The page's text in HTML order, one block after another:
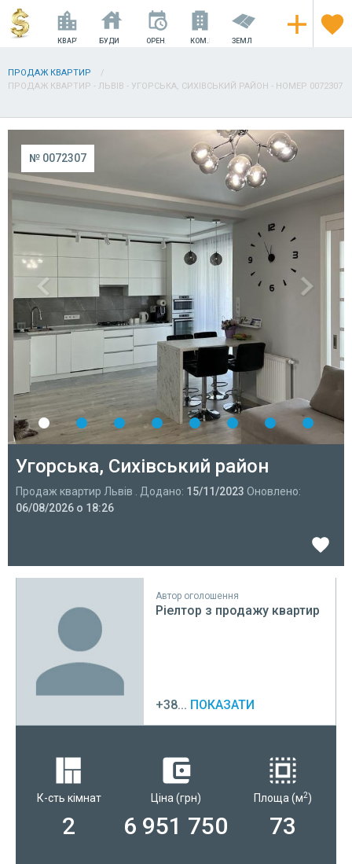
КВАРТИРИ БУДИНКИ ОРЕНДА КОМ.НЕРУХОМІСТЬ
ЗЕМЛЯ
ПРОДАЖ КВАРТИР
ПРОДАЖ КВАРТИР - ЛЬВІВ - УГОРСЬКА, СИХІВСЬКИЙ РАЙОН - НОМЕР 0072307
№ 0072307
Угорська, Сихівський район
Продаж квартир Львів . Додано: 15/11/2023 Оновлено:
06/08/2026 о 18:26
Автор оголошення
Ріелтор з продажу квартир
+38... ПОКАЗАТИ
К-сть кімнат
2
Ціна (грн)
6 951 750
Площа (м2)
73